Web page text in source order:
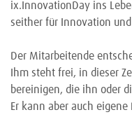
ix.InnovationDay ins
seither für Innovation
Der Mitarbeitende
Ihm steht frei, in dieser
bereinigen, die ihn oder
Er kann aber auch